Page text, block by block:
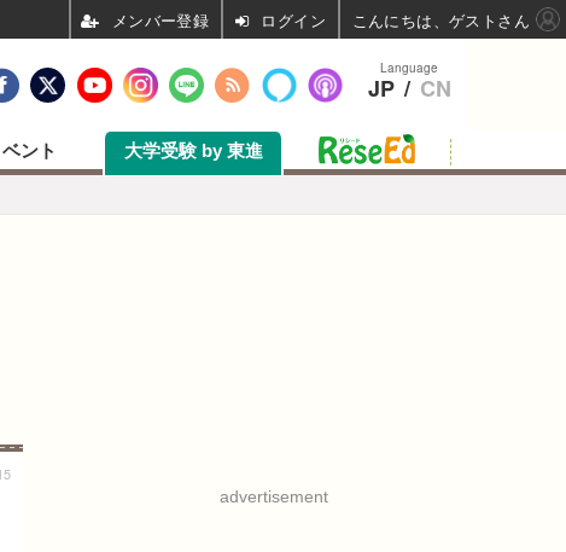
ント 大学受験 by 東進
advertisement
Language
JP / CN
ログイン こんにちは、ゲストさん